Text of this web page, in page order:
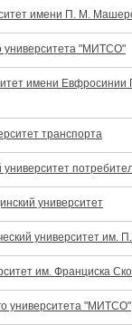
имени П. М.
университета "МИТСО"
имени Евфросинии
транспорта
университет
университет
университет им.
им. Франциска
университета "МИТСО"